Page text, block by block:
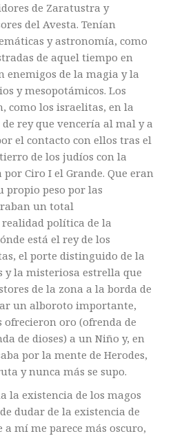
de Zaratustra y
del Avesta. Tenían
y astronomía, como
de aquel tiempo en
enemigos de la magia y la
y mesopotámicos. Los
como los israelitas, en la
rey que vencería al mal y a
el contacto con ellos tras el
de los judíos con la
Ciro I el Grande. Que eran
propio peso por las
un total
política de la
está el rey de los
el porte distinguido de la
y la misteriosa estrella que
de la zona a la borda de
un alboroto importante,
ofrecieron oro (ofrenda de
de dioses) a un Niño y, en
por la mente de Herodes,
y nunca más se supo.
la existencia de los magos
dudar de la existencia de
a mí me parece más oscuro,